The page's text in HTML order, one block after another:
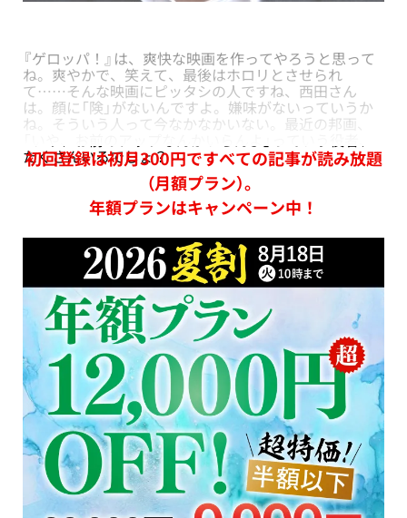
『ゲロッパ！』は、爽快な映画を作ってやろうと思って
ね。爽やかで、笑えて、最後はホロリとさせられ
て……そんな映画にピッタシの人ですね、西田さん
は。顔に「険」がないんですよ。嫌味がないっていうか
ね。そういう人って今なかなかいない。最近の邦画、
たくさんいるでしょ？
初回登録は初月300円ですべての記事が読み放題
（月額プラン）。
年額プランはキャンペーン中！